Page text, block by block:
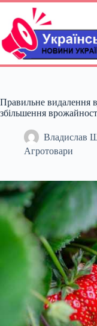
Перейти
вмісту
Правильне видалення
збільшення
Владислав
Агротовари